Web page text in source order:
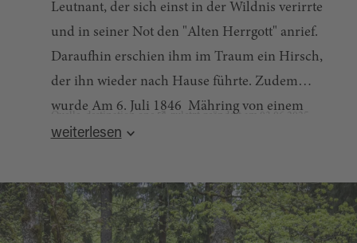
Leutnant, der sich einst in der Wildnis verirrte
und in seiner Not den "Alten Herrgott" anrief.
Daraufhin erschien ihm im Traum ein Hirsch,
der ihn wieder nach Hause führte. Zudem
wurde Am 6. Juli 1846 Mähring von einem
schweren Unwetter heimgesucht. Die
ersten Juliwochenende eine Fußwallfahrt zur
Kapelle "Alter Herrgott", was bis heute
eingehalten wird.
, zuletzt geändert am 03.06.2025
weiterlesen